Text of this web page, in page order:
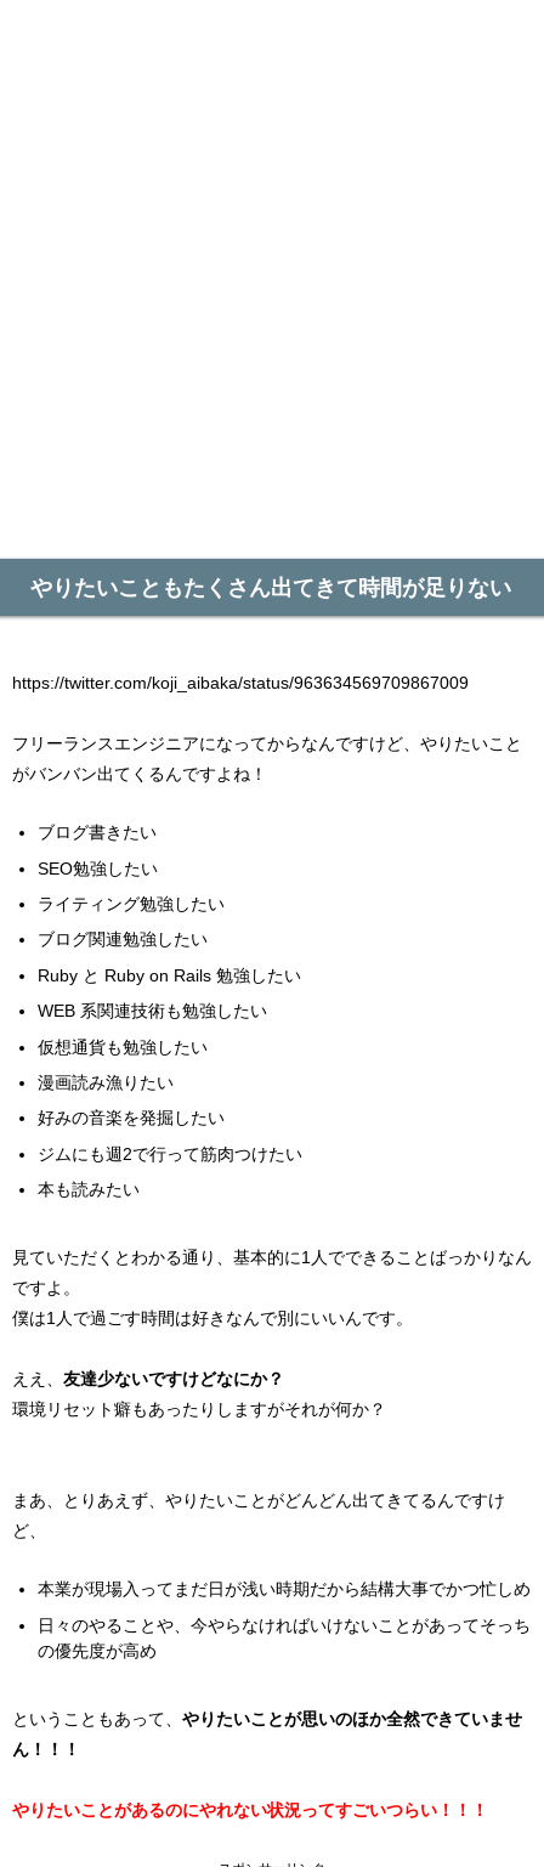
やりたいこともたくさん出てきて時間が足りない
https://twitter.com/koji_aibaka/status/963634569709867009
フリーランスエンジニアになってからなんですけど、やりたいこと
がバンバン出てくるんですよね！
ブログ書きたい
SEO勉強したい
ライティング勉強したい
ブログ関連勉強したい
Ruby と Ruby on Rails 勉強したい
WEB 系関連技術も勉強したい
仮想通貨も勉強したい
漫画読み漁りたい
好みの音楽を発掘したい
ジムにも週2で行って筋肉つけたい
本も読みたい
見ていただくとわかる通り、基本的に1人でできることばっかりなん
ですよ。
僕は1人で過ごす時間は好きなんで別にいいんです。
ええ、 友達少ないですけどなにか？
環境リセット癖もあったりしますがそれが何か？
まあ、とりあえず、やりたいことがどんどん出てきてるんですけ
ど、
本業が現場入ってまだ日が浅い時期だから結構大事でかつ忙しめ
日々のやることや、今やらなければいけないことがあってそっち
の優先度が高め
ということもあって、 やりたいことが思いのほか全然できていませ
ん！！！
やりたいことがあるのにやれない状況ってすごいつらい！！！